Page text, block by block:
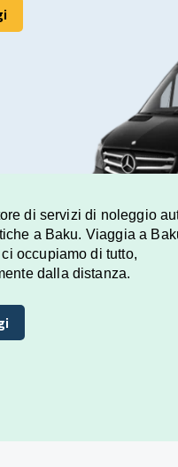
di servizi di noleggio
a Baku. Viaggia a
occupiamo di tutto,
dalla distanza.